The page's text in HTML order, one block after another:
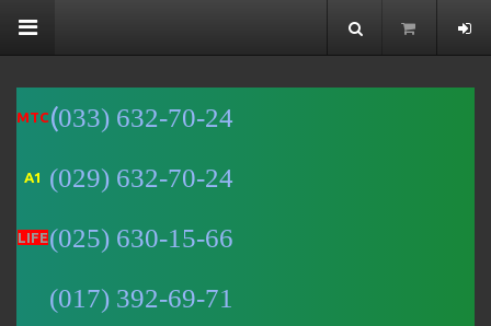
MTC (033) 632-70-24
A1 (029) 632-70-24
LIFE(025) 630-15-66
(017) 392-69-71